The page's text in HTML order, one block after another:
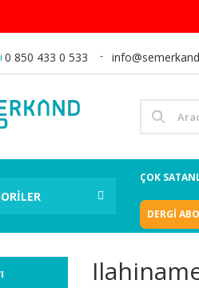
0 850 433 0 533
ÇOK
DERGİ